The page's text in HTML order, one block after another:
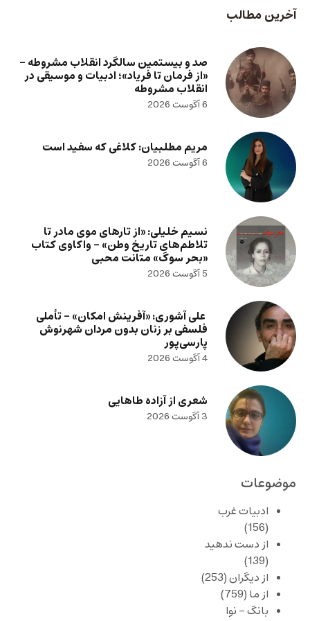
آخرین مطالب
صد و بیستمین سالگرد انقلاب مشروطه –
«از فرمان تا فریاد»؛ ادبیات و موسیقی در
انقلاب مشروطه
6 آگوست 2026
مریم مطلبیان: کلاغی که سفید است
6 آگوست 2026
نسیم خلیلی: «از تارهای موی مادر تا
تلاطم‌های تاریخ وطن» – واکاوی کتاب
«بحر سوگ» متانت محبی
5 آگوست 2026
علی آشوری: «آفرینش امکان» – تأملی
فلسفی بر زنان بدون مردان شهرنوش
پارسی‌پور
4 آگوست 2026
شعری از آزاده طاهایی
3 آگوست 2026
موضوعات
ادبیات غرب
(156)
از دست ندهید
(139)
از دیگران(253)
از ما (759)
بانگ – نوا